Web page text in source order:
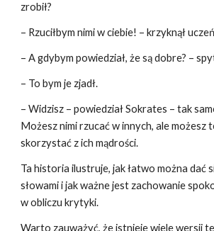
zrobił?
– Rzuciłbym nimi w ciebie! – krzyknął
– A gdybym powiedział, że są dobre? –
– To bym je zjadł.
– Widzisz – powiedział Sokrates – tak
Możesz nimi rzucać w innych, ale możesz
skorzystać z ich mądrości.
Ta historia ilustruje, jak łatwo można dać
słowami i jak ważne jest zachowanie
w obliczu krytyki.
Warto zauważyć, że istnieje wiele wersji